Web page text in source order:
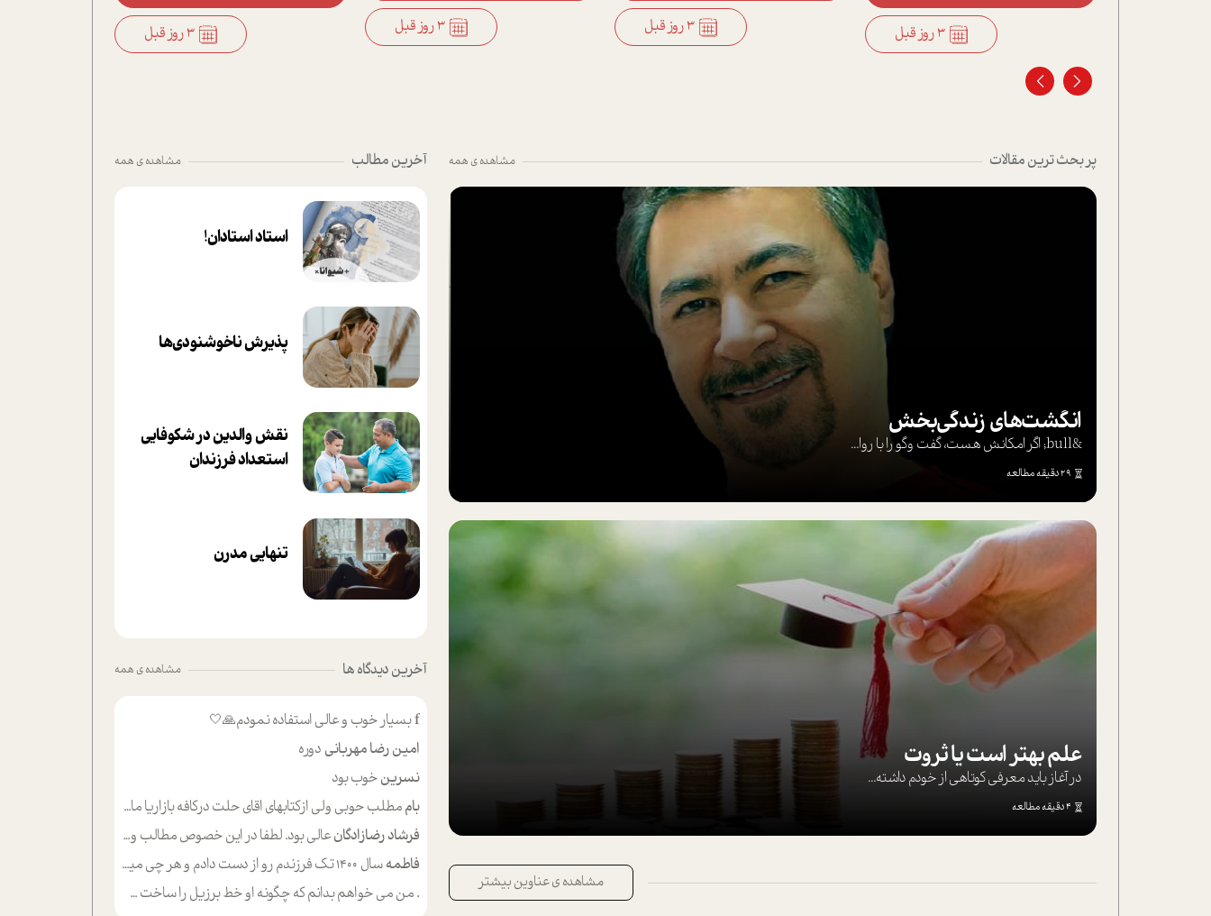
3 روز قبل 3 روز قبل 3 روز قبل 3 روز قبل
پر بحث ترین مقالات مشاهده ی همه
انگشت‌های‌ زندگی‌بخش
&bull; اگر امکانش هست، گفت وگو را با روا...
29 دقیقه مطالعه
علم بهتر است یا ثروت
در آغاز باید معرفی کوتاهی از خودم داشته...
4 دقیقه مطالعه
مشاهده ی عناوین بیشتر
آخرین مطالب مشاهده ی همه
استاد استادان!
پذیرش ناخوشنودی‌ها
نقش والدین در شکوفا‌یی
ا‌ستعداد فرزندان‌
تنهایی مدرن
آخرین دیدگاه ها مشاهده ی همه
fبسیار خوب و عالی استفاده نمودم🙏🤍
امین رضا مهربانی دوره
نسرینخوب بود
باممطلب حوبی ولی ازکتابهای اقای حلت درکافه بازاریا مایکت میزاشتن رایگان خوب بود ولی هرکدام خلاصه شده ش تومجله از طریق سایت هم خوبه اینکه درزیر اخرصفحه گذاشته شده خب ادم خبره میره نصب میکنه میخونه ولی هرکسی گوشیش ظرفیتش نداره باتشکر
فرشاد رضازادگانعالی بود. لطفا در این خصوص مطالب و مثال های بیشتر ی ارایه دهید
فاطمهسال ۱۴۰۰ تک فرزندم رو از دست دادم و هر چی میگذره حالم بدتر میشه و دلتنگتر تنایی رو ترجیح دادم و معاشرت برام سخت شده
.من می خواهم بدانم که چگونه او خط برزیل را ساخت چگونه با چه چیز هایی